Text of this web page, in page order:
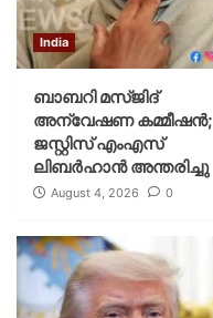
India
ബാബറി മസ്ജിദ്
അന്വേഷണ കമ്മീഷന്‍;
ജസ്റ്റിസ് എംഎസ്
ലിബര്‍ഹാന്‍ അന്തരിച്ചു
August 4, 2026 0